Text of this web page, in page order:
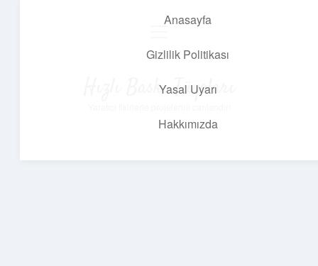
Anasayfa
Gizlilik Politikası
Yasal Uyarı
Hakkımızda
Hızlı Baskı Tüyoları